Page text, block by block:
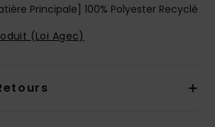
Principale] 100% Polyester Recyclé
(Loi Agec)